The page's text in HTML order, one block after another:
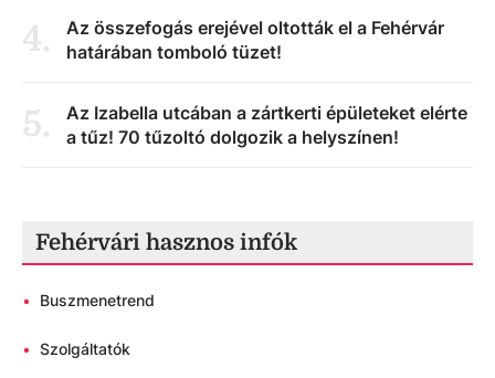
4.
Az összefogás erejével oltották el a Fehérvár
határában tomboló tüzet!
5.
Az Izabella utcában a zártkerti épületeket elérte
a tűz! 70 tűzoltó dolgozik a helyszínen!
Fehérvári hasznos infók
• Buszmenetrend
• Szolgáltatók